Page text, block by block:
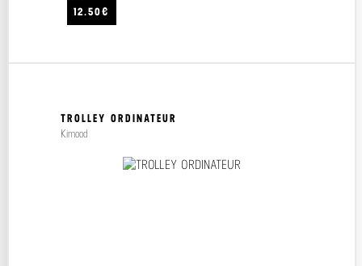
12.50€
TROLLEY ORDINATEUR
Kimood